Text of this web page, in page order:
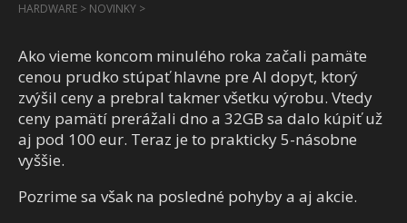
HARDWARE > NOVINKY >
Ako vieme koncom minulého roka začali pamäte
cenou prudko stúpať hlavne pre AI dopyt, ktorý
zvýšil ceny a prebral takmer všetku výrobu. Vtedy
ceny pamätí prerážali dno a 32GB sa dalo kúpiť už
aj pod 100 eur. Teraz je to prakticky 5-násobne
vyššie.
Pozrime sa však na posledné pohyby a aj akcie.